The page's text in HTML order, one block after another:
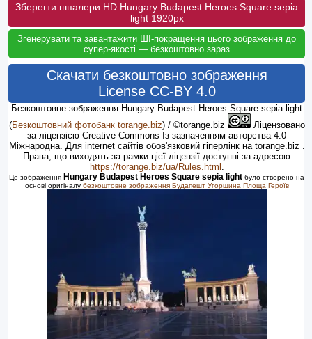
Зберегти шпалери HD Hungary Budapest Heroes Square sepia
light 1920px
Згенерувати та завантажити ШІ-покращення цього зображення до
супер-якості — безкоштовно зараз
Скачати безкоштовно зображення
License CC-BY 4.0
Безкоштовне зображення Hungary Budapest Heroes Square sepia light
(Безкоштовний фотобанк torange.biz) / ©torange.biz
Ліцензовано
за ліцензією Creative Commons Із зазначенням авторства 4.0
Міжнародна. Для internet сайтів обов'язковий гіперлінк на torange.biz .
Права, що виходять за рамки цієї ліцензії доступні за адресою
https://torange.biz/ua/Rules.html
Це зображення Hungary Budapest Heroes Square sepia light було створено на
основі оригіналу безкоштовне зображення Будапешт Угорщина Площа Героїв